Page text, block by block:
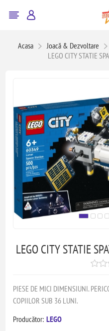
Acasa Joacă & Dezvoltare
LEGO CITY STATIE
LEGO CITY STATIE
PIESE DE MICI DIMENSIUNI.
COPIILOR SUB 36 LUNI.
Producător: LEGO